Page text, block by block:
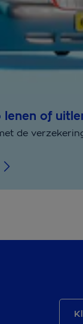
lenen of
de